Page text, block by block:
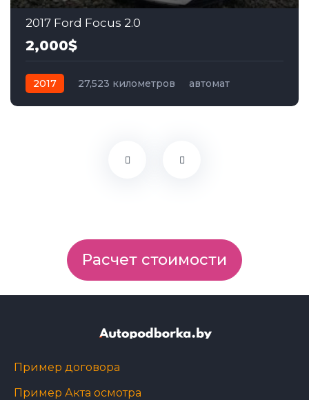
2017 Ford Focus 2.0
2,000$
2017 27,523 километров
автомат
Расчет стоимости
Пример договора
Пример Акта осмотра